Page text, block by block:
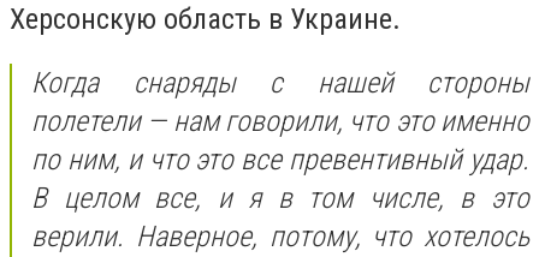
Херсонскую область в Украине.
Когда снаряды с нашей стороны
полетели — нам говорили, что это именно
по ним, и что это все превентивный удар.
В целом все, и я в том числе, в это
верили. Наверное, потому, что хотелось